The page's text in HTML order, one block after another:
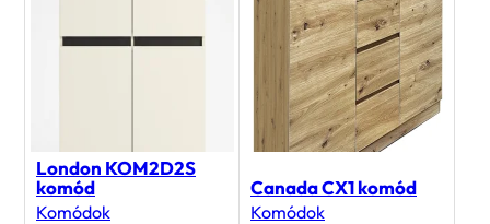
London KOM2D2S
komód
Komódok
Canada CX1 komód
Komódok